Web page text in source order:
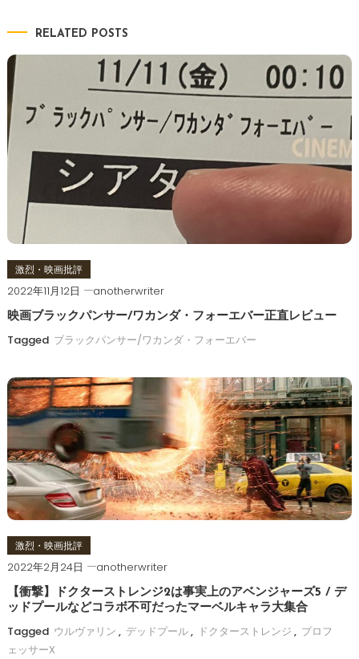
ビ
ゲ
ー
シ
ョ
ン
RELATED POSTS
激烈・映画批評
2022年11月12日 anotherwriter
映画ブラックパンサー/ワカンダ・フォーエバー正直レビュー
Tagged ブラックパンサー/ワカンダ・フォーエバー
激烈・映画批評
2022年2月24日 anotherwriter
【衝撃】ドクターストレンジ2は事実上のアベンジャーズ5 / デ
ッドプールなどコラボ不可だったマーベルキャラ大集合
Tagged ウルヴァリン , デッドプール, ドクターストレンジ , プロフ
ェッサーX